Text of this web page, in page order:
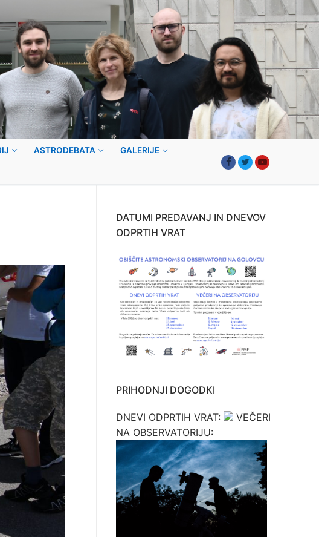
ASTRODEBATA GALERIJE
DATUMI PREDAVANJ IN DNEVOV
ODPRTIH VRAT
PRIHODNJI DOGODKI
DNEVI ODPRTIH VRAT:
VEČERI
NA OBSERVATORIJU: